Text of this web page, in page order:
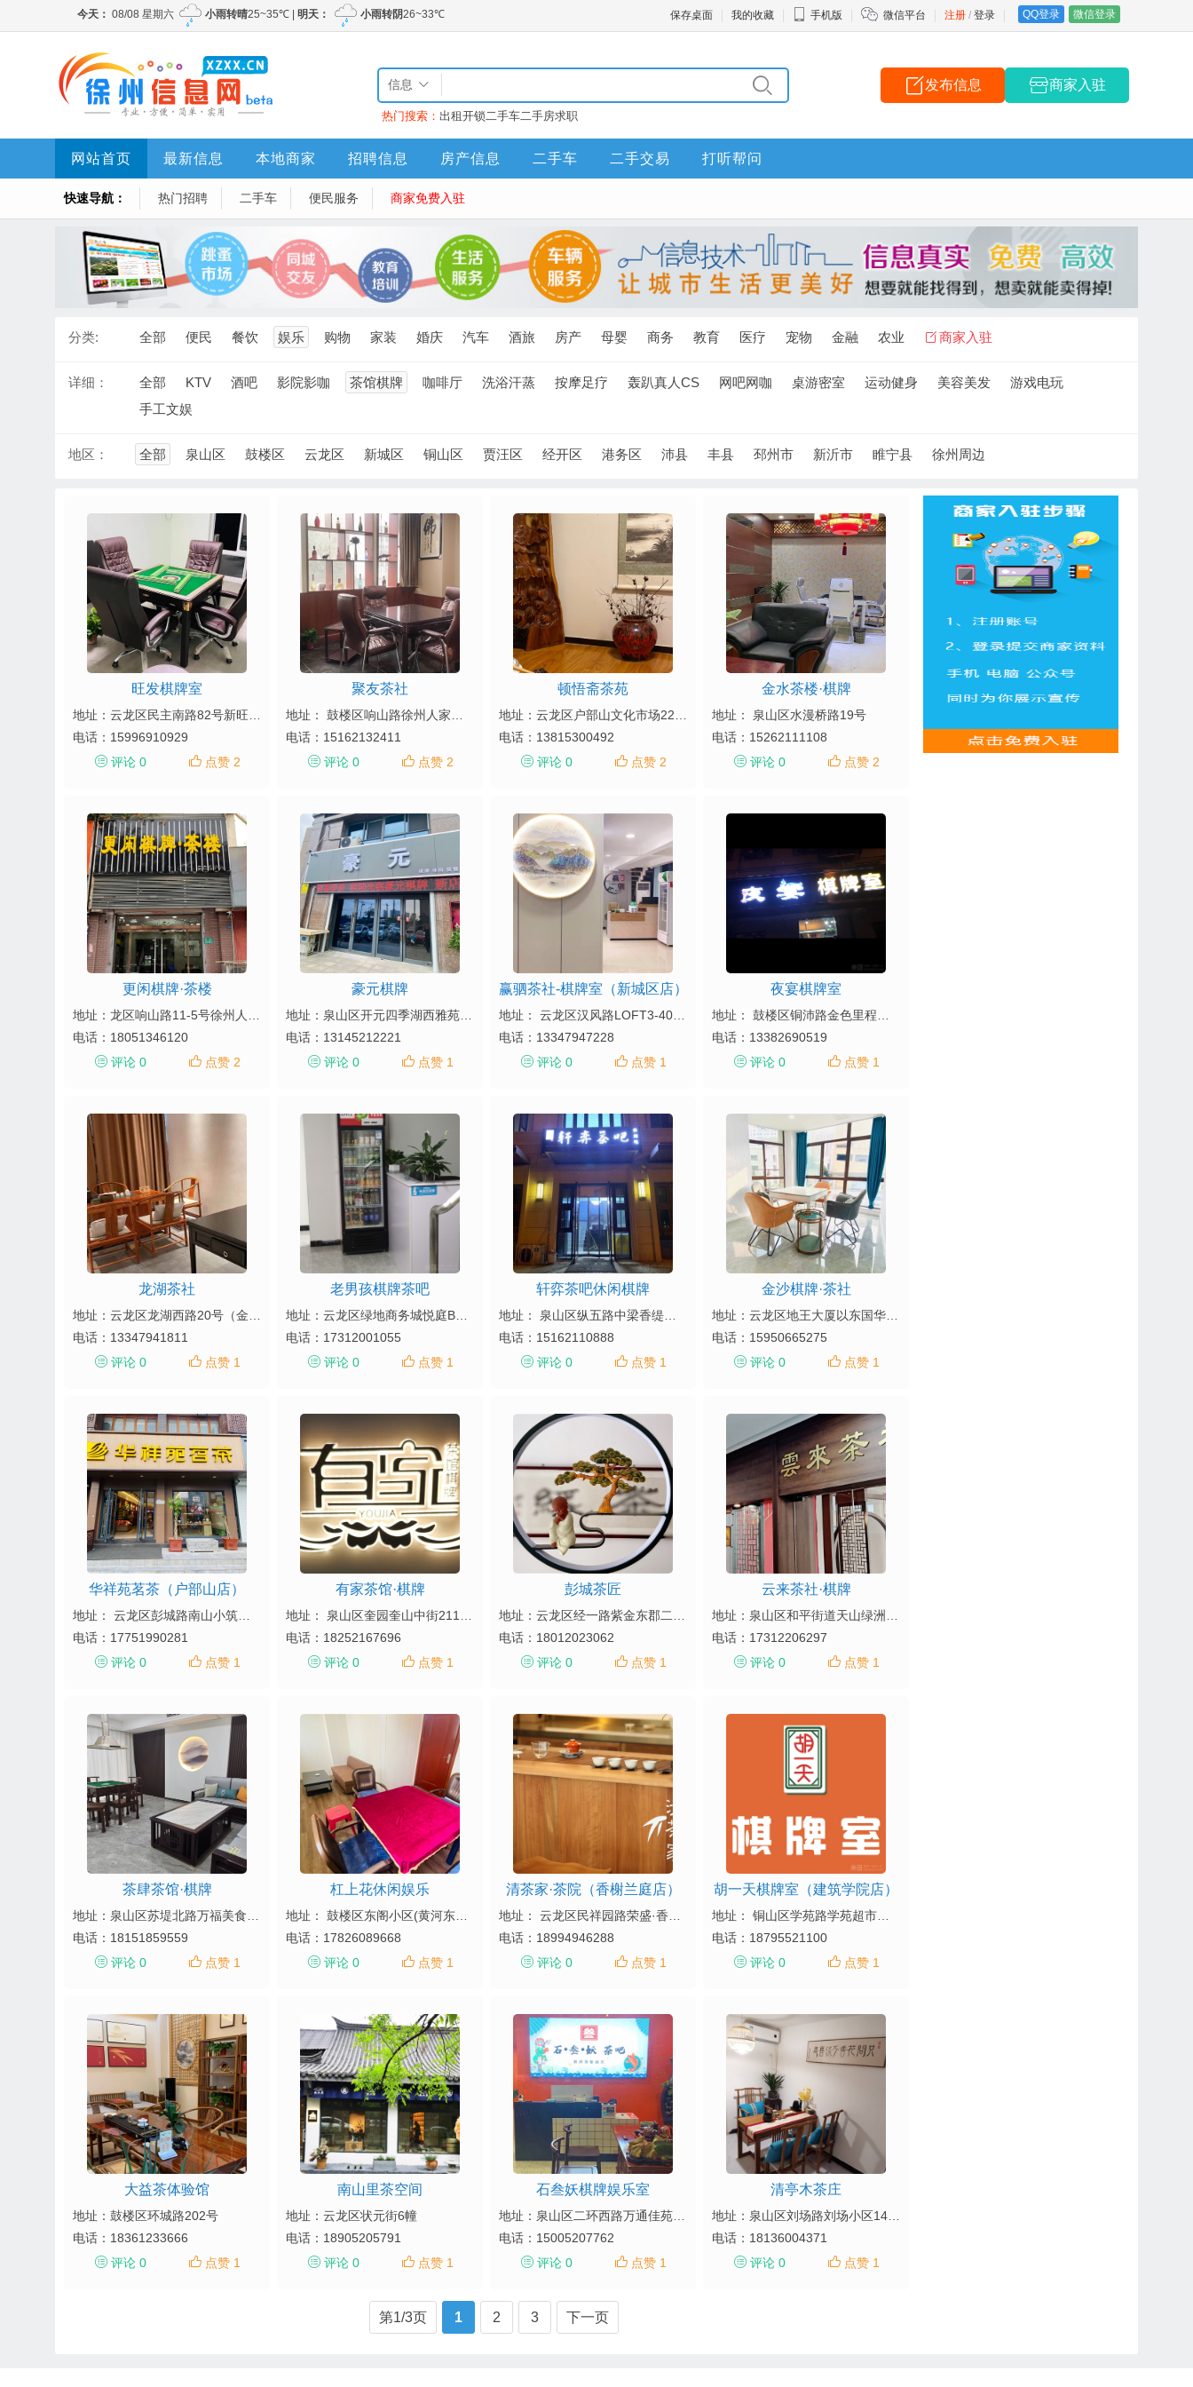
注册 / 登录 QQ登录 微信登录
保存桌面 我的收藏 手机版 微信平台
信息
热门搜索： 出租开锁二手车二手房求职
发布信息 商家入驻
网站首页 最新信息 本地商家 招聘信息 房产信息 二手车 二手交易 打听帮问
快速导航： 热门招聘 二手车 便民服务 商家免费入驻
分类: 全部 便民 餐饮 娱乐 购物 家装 婚庆 汽车 酒旅 房产 母婴 商务 教育 医疗 宠物 金融 农业 商家入驻
详细： 全部 KTV 酒吧 影院影咖 茶馆棋牌 咖啡厅 洗浴汗蒸 按摩足疗 轰趴真人CS 网吧网咖 桌游密室 运动健身 美容美发
游戏电玩
手工文娱
地区： 全部 泉山区 鼓楼区 云龙区 新城区 铜山区 贾汪区 经开区 港务区 沛县 丰县 邳州市 新沂市 睢宁县 徐州周边
旺发棋牌室
电话： 15996910929
评论 0
点赞 2
聚友茶社
电话： 15162132411
评论 0
点赞 2
顿悟斋茶苑
电话： 13815300492
评论 0
点赞 2
金水茶楼·棋牌
地址： 泉山区水漫桥路19号
电话： 15262111108
评论 0
点赞 2
更闲棋牌·茶楼
电话： 18051346120
评论 0
点赞 2
豪元棋牌
电话： 13145212221
评论 0
点赞 1
赢驷茶社-棋牌室（新城区店）
电话： 13347947228
评论 0
点赞 1
夜宴棋牌室
电话： 13382690519
评论 0
点赞 1
龙湖茶社
电话： 13347941811
评论 0
点赞 1
老男孩棋牌茶吧
电话： 17312001055
评论 0
点赞 1
轩弈茶吧休闲棋牌
电话： 15162110888
评论 0
点赞 1
金沙棋牌·茶社
电话： 15950665275
评论 0
点赞 1
华祥苑茗茶（户部山店）
电话： 17751990281
评论 0
点赞 1
有家茶馆·棋牌
电话： 18252167696
评论 0
点赞 1
彭城茶匠
电话： 18012023062
评论 0
点赞 1
云来茶社·棋牌
电话： 17312206297
评论 0
点赞 1
茶肆茶馆·棋牌
电话： 18151859559
评论 0
点赞 1
杠上花休闲娱乐
电话： 17826089668
评论 0
点赞 1
清茶家·茶院（香榭兰庭店）
电话： 18994946288
评论 0
点赞 1
胡一天棋牌室（建筑学院店）
电话： 18795521100
评论 0
点赞 1
大益茶体验馆
地址：鼓楼区环城路202号
电话： 18361233666
评论 0
点赞 1
南山里茶空间
地址：云龙区状元街6幢
电话： 18905205791
评论 0
点赞 1
石叁妖棋牌娱乐室
电话： 15005207762
评论 0
点赞 1
清亭木茶庄
电话： 18136004371
评论 0
点赞 1
第1/3页 1 2 3 下一页